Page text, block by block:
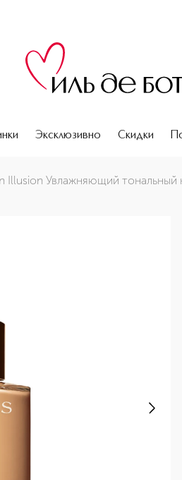
Эксклюзивно Скидки
Illusion Увлажняющий тональный